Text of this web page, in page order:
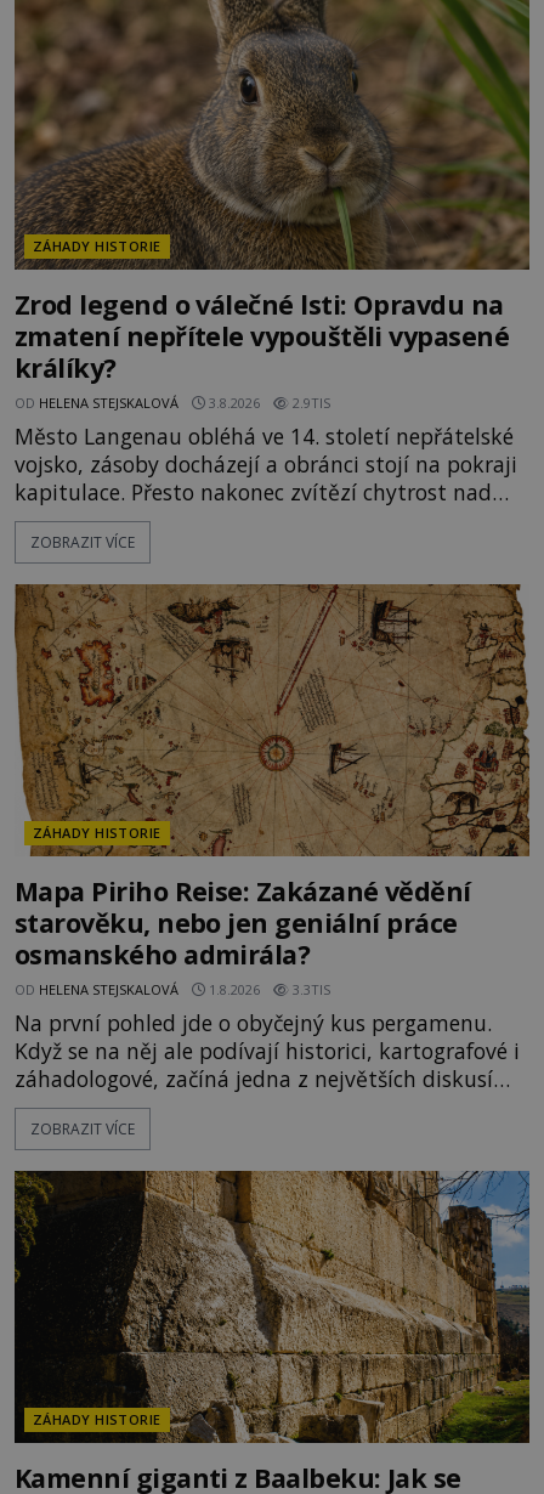
ztracených technologiích či tajemných
materiálech. Moderní metalurgie však ukazuje, že
skutečné vysvětlení je ješt
ZÁHADY HISTORIE
Zrod legend o válečné lsti: Opravdu na
zmatení nepřítele vypouštěli vypasené
králíky?
OD HELENA STEJSKALOVÁ 3.8.2026 2.9TIS
Město Langenau obléhá ve 14. století nepřátelské
vojsko, zásoby docházejí a obránci stojí na pokraji
kapitulace. Přesto nakonec zvítězí chytrost nad
hrubou silou. Podle staré německé legendy vypustí
obyvatelé za hradby dobře živeného králíka, aby
dost. Čas pracuje pro obléhatele. Ve městě ubývají
zásoby a každý den znamená další porci strádá
ZOBRAZIT VÍCE
ZÁHADY HISTORIE
Mapa Piriho Reise: Zakázané vědění
starověku, nebo jen geniální práce
osmanského admirála?
OD HELENA STEJSKALOVÁ 1.8.2026 3.3TIS
Na první pohled jde o obyčejný kus pergamenu.
Když se na něj ale podívají historici, kartografové i
záhadologové, začíná jedna z největších diskusí
moderní historie. Osmanský admirál Piri Reis roku
1513 kreslí mapu světa, která překvapuje
ní vidí důkaz ztracené civilizace nebo dokonce
znalost Antarktidy dávno před jejím objevením.
Jiní tvrdí,
ZOBRAZIT VÍCE
ZÁHADY HISTORIE
Kamenní giganti z Baalbeku: Jak se